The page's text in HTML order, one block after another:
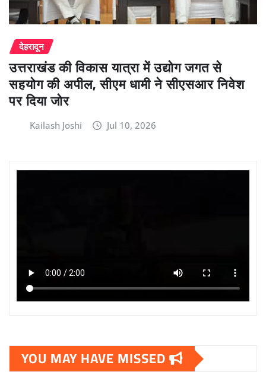
देहरादून
उत्तराखंड की विकास यात्रा में उद्योग जगत से
सहयोग की अपील, सीएम धामी ने सीएसआर निवेश
पर दिया जोर
Kailash Joshi Jul 10, 2026
YOU MAY HAVE MISSED